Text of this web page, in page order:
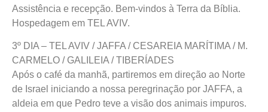
Assistência e recepção. Bem-vindos à Terra da Bíblia.
Hospedagem em TEL AVIV.
3º DIA – TEL AVIV / JAFFA / CESAREIA MARÍTIMA / M.
CARMELO / GALILEIA / TIBERÍADES
Após o café da manhã, partiremos em direção ao Norte
de Israel iniciando a nossa peregrinação por JAFFA, a
aldeia em que Pedro teve a visão dos animais impuros.